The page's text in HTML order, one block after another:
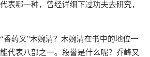
表哪一种，曾经详细下过功夫去研究，
香药叉”木婉清？木婉清在书中的地位一
代表八部之一。段誉是什么呢？乔峰又